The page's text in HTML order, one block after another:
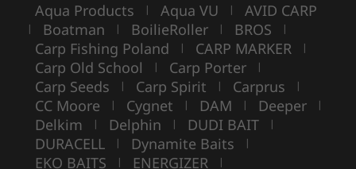
Aqua Products | Aqua VU | AVID CARP
| Boatman | BoilieRoller | BROS |
Carp Fishing Poland | CARP MARKER |
Carp Old School | Carp Porter |
Carp Seeds | Carp Spirit | Carprus |
CC Moore | Cygnet | DAM | Deeper |
Delkim | Delphin | DUDI BAIT |
DURACELL | Dynamite Baits |
EKO BAITS | ENERGIZER |